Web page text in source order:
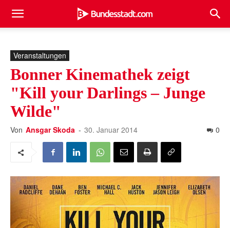
Veranstaltungen
Bonner Kinemathek zeigt
"Kill your Darlings – Junge
Wilde"
Von Ansgar Skoda - 30. Januar 2014 0